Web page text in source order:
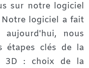
sur notre logiciel
logiciel a fait
nous
étapes clés de la
3D : choix de la